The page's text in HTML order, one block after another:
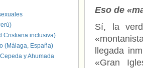
Eso de
Sí, la
llegada
«Gran
Cristiana inclusiva)
(Málaga, España)
y Ahumada